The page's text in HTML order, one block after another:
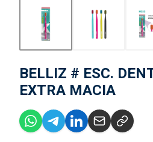
BELLIZ # ESC.
EXTRA MACIA